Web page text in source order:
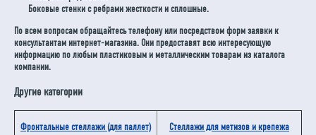
Боковые стенки с ребрами жесткости и сплошные.
По всем вопросам обращайтесь телефону или посредством форм заявки к
консультантам интернет-магазина. Они предоставят всю интересующую
информацию по любым пластиковым и металлическим товарам из каталога
компании.
Другие категории
Фронтальные стеллажи (для паллет) Стеллажи для метизов и крепежа